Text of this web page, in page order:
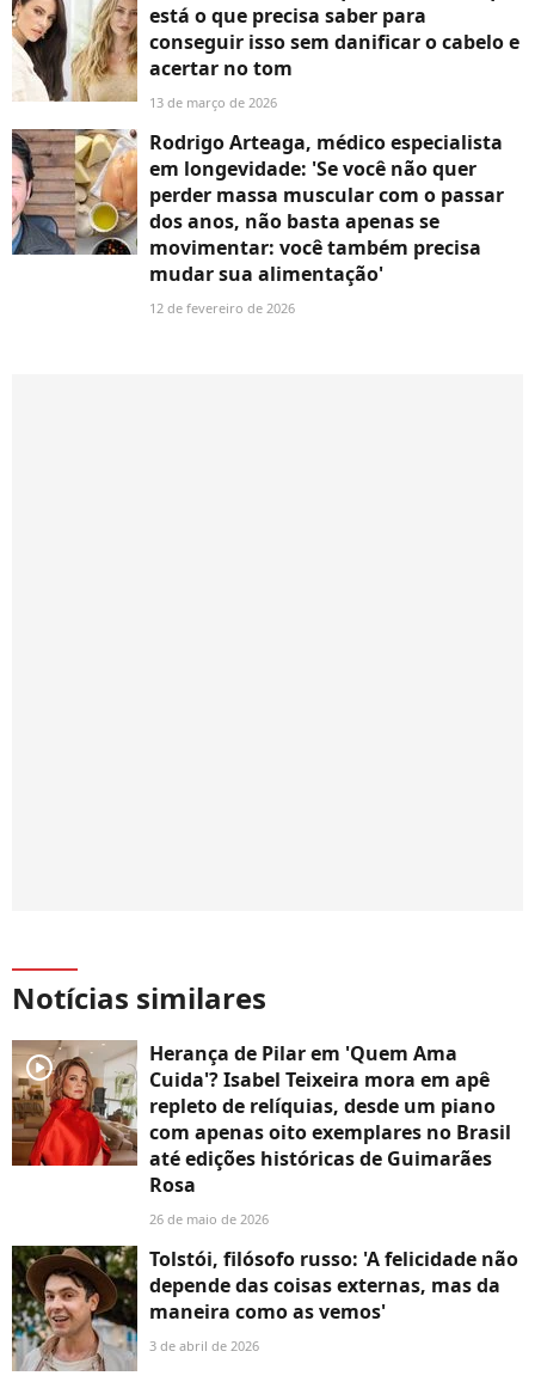
está o que precisa saber para
conseguir isso sem danificar o cabelo e
acertar no tom
13 de março de 2026
Rodrigo Arteaga, médico especialista
em longevidade: 'Se você não quer
perder massa muscular com o passar
dos anos, não basta apenas se
movimentar: você também precisa
mudar sua alimentação'
12 de fevereiro de 2026
Notícias similares
player2
Herança de Pilar em 'Quem Ama
Cuida'? Isabel Teixeira mora em apê
repleto de relíquias, desde um piano
com apenas oito exemplares no Brasil
até edições históricas de Guimarães
Rosa
26 de maio de 2026
Tolstói, filósofo russo: 'A felicidade não
depende das coisas externas, mas da
maneira como as vemos'
3 de abril de 2026